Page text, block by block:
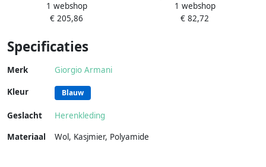
Minimalistisch Zwart Logo T-
shirt White Heren
1 webshop
€ 205,86
Lyocell Logo T-Shirt Korte
Mouw Black Heren
1 webshop
€ 82,72
Specificaties
Merk Giorgio Armani
Kleur Blauw
Geslacht
Herenkleding
Materiaal
Wol, Kasjmier, Polyamide